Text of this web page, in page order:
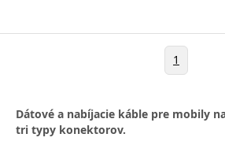
1
Dátové a nabíjacie káble pre mobily
tri typy konektorov.